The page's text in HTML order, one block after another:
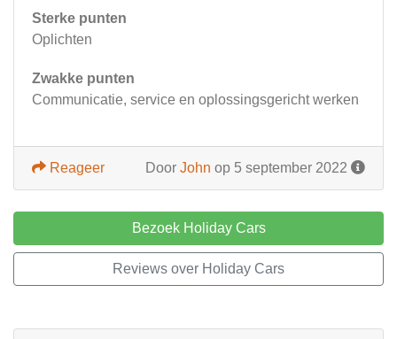
Sterke punten
Oplichten
Zwakke punten
Communicatie, service en oplossingsgericht werken
Door John op 5 september 2022
Reageer
Bezoek Holiday Cars
Reviews over Holiday Cars